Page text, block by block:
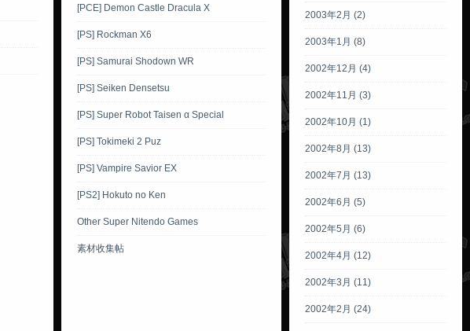
[PCE] Demon Castle Dracula X
[PS] Rockman X6
[PS] Samurai Shodown WR
[PS] Seiken Densetsu
[PS] Super Robot Taisen α Special
[PS] Tokimeki 2 Puz
[PS] Vampire Savior EX
[PS2] Hokuto no Ken
Other Super Nitendo Games
素材收集帖
2003年2月 (2)
2003年1月 (8)
2002年12月 (4)
2002年11月 (3)
2002年10月 (1)
2002年8月 (13)
2002年7月 (13)
2002年6月 (5)
2002年5月 (6)
2002年4月 (12)
2002年3月 (11)
2002年2月 (24)